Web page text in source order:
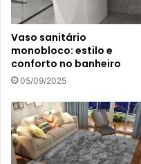
Vaso sanitário
monobloco: estilo e
conforto no banheiro
05/09/2025